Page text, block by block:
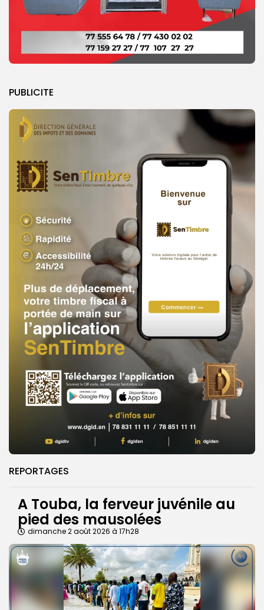
PUBLICITE
REPORTAGES
A Touba, la ferveur juvénile au
pied des mausolées
dimanche 2 août 2026 à 17h28